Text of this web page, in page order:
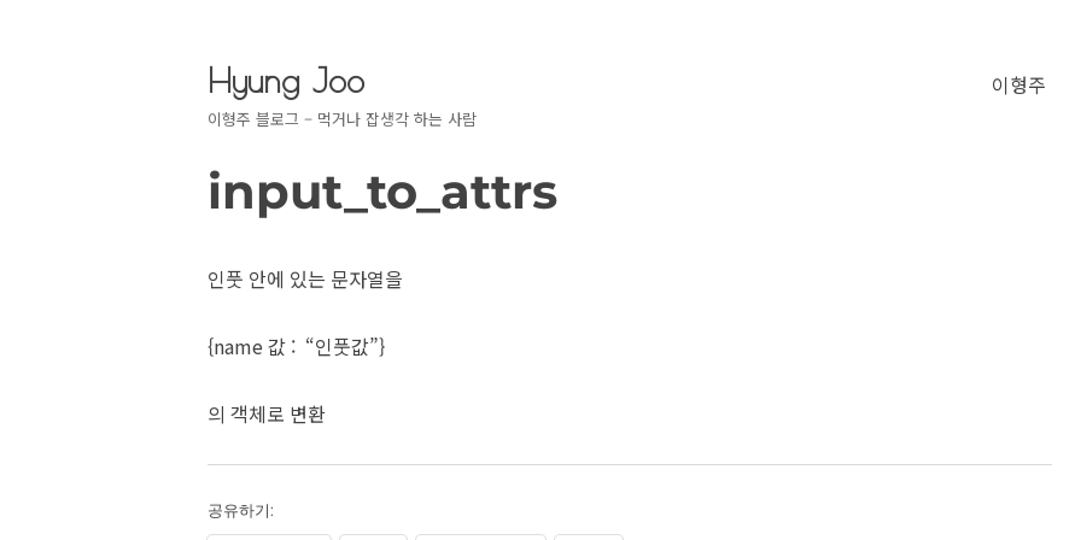
Hyung Joo
이형주 블로그 – 먹거나 잡생각 하는 사람
이형주
input_to_attrs
인풋 안에 있는 문자열을
{name 값 : “인풋값”}
의 객체로 변환
공유하기: